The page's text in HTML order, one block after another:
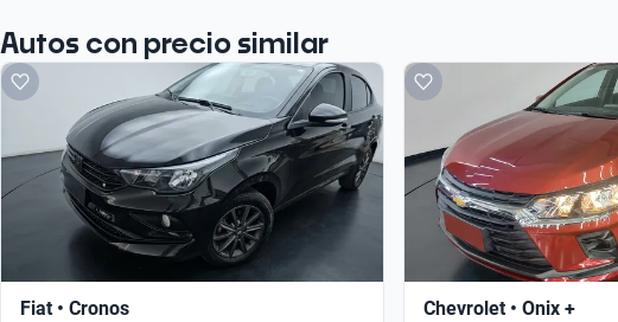
Autos con precio similar
Fiat • Cronos Chevrolet • Onix +